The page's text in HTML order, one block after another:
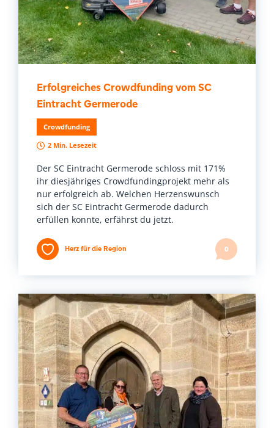
Erfolgreiches Crowdfunding vom SC
Eintracht Germerode
Crowdfunding
2 Min. Lesezeit
Der SC Eintracht Germerode schloss mit 171%
ihr diesjähriges Crowdfundingprojekt mehr als
nur erfolgreich ab. Welchen Herzenswunsch
sich der SC Eintracht Germerode dadurch
erfüllen konnte, erfährst du jetzt.
Herz für die Region 0